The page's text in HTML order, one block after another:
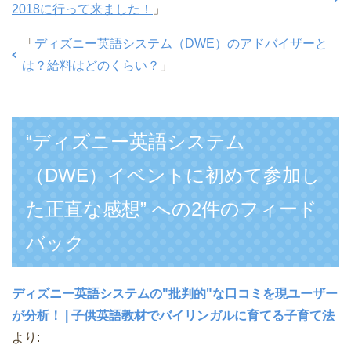
2018に行って来ました！
」
「 ディズニー英語システム（DWE）のアドバイザーと
は？給料はどのくらい？ 」
“ディズニー英語システム
（DWE）イベントに初めて参加し
た正直な感想” への2件のフィード
バック
ディズニー英語システムの"批判的"な口コミを現ユーザー
が分析！ | 子供英語教材でバイリンガルに育てる子育て法
より: